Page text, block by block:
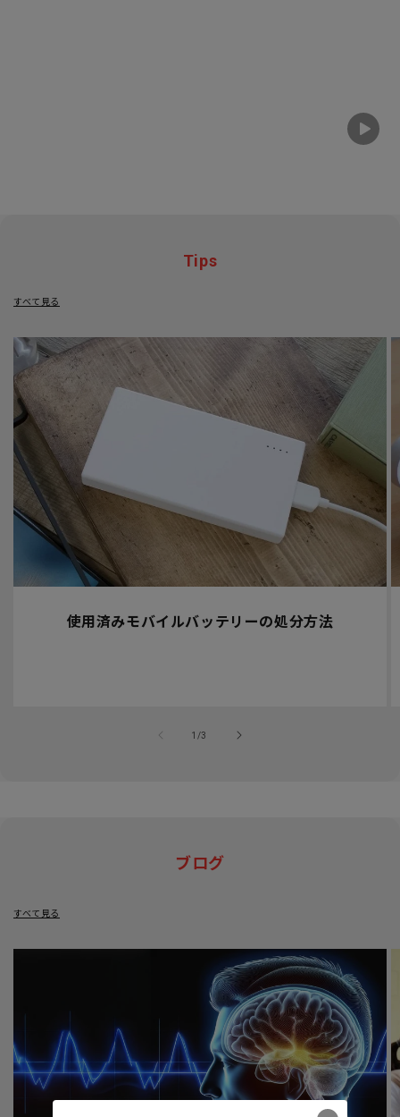
Tips
すべて見る
使用済みモバイルバッテリーの処分方法
1 /
の3
ブログ
すべて見る